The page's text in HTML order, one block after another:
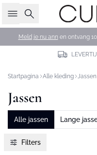
Zoeken
Meld je nu ann en ontvang
Startpagina Alle kleding Jassen
Jassen
Alle jassen Lange
Filters